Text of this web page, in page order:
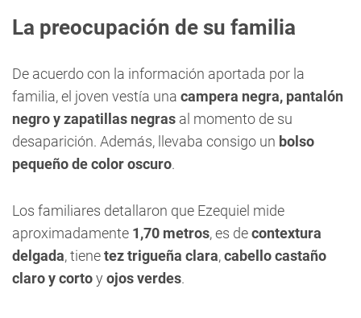
La preocupación de su familia
De acuerdo con la información aportada por la
familia, el joven vestía una campera negra, pantalón
negro y zapatillas negras al momento de su
desaparición. Además, llevaba consigo un bolso
pequeño de color oscuro.
Los familiares detallaron que Ezequiel mide
aproximadamente 1,70 metros, es decontextura
delgada, tienetez trigueña clara,cabello castaño
claro y cortoy ojos verdes.